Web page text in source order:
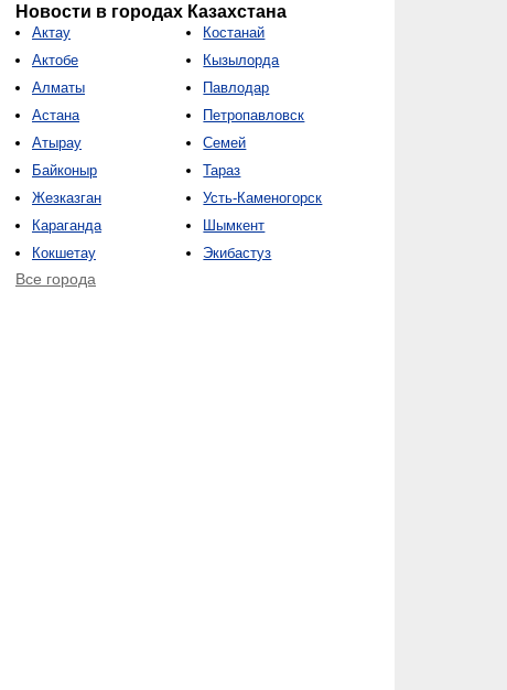
Новости в городах Казахстана
Актау
Актобе
Алматы
Астана
Атырау
Байконыр
Жезказган
Караганда
Кокшетау
Костанай
Кызылорда
Павлодар
Петропавловск
Семей
Тараз
Усть-Каменогорск
Шымкент
Экибастуз
Все города